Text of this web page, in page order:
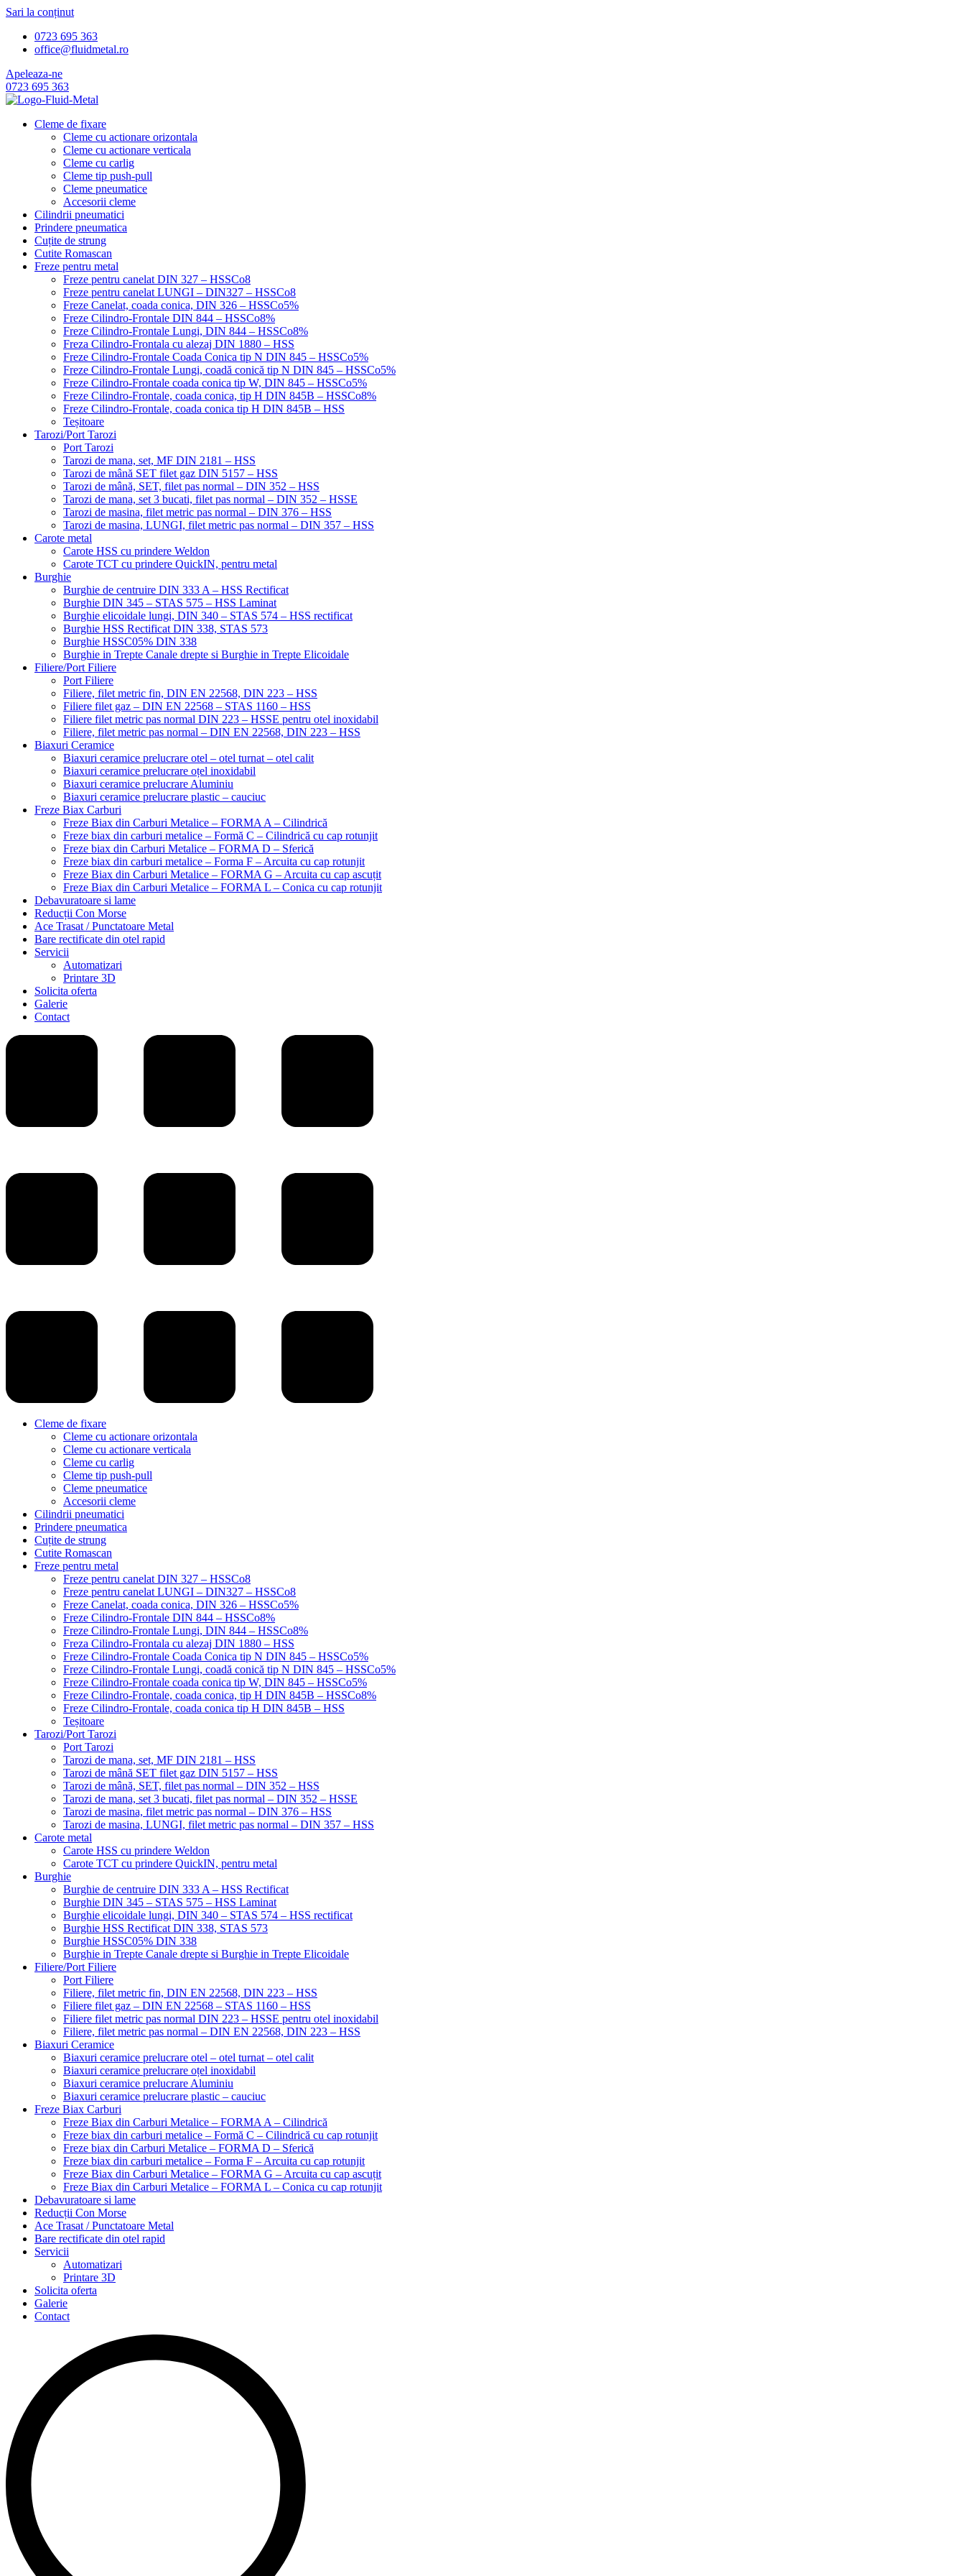
Sari la conținut
0723 695 363
office@fluidmetal.ro
Apeleaza-ne
0723 695 363
Cleme de fixare
Cleme cu actionare orizontala
Cleme cu actionare verticala
Cleme cu carlig
Cleme tip push-pull
Cleme pneumatice
Accesorii cleme
Cilindrii pneumatici
Prindere pneumatica
Cuțite de strung
Cutite Romascan
Freze pentru metal
Freze pentru canelat DIN 327 – HSSCo8
Freze pentru canelat LUNGI – DIN327 – HSSCo8
Freze Canelat, coada conica, DIN 326 – HSSCo5%
Freze Cilindro-Frontale DIN 844 – HSSCo8%
Freze Cilindro-Frontale Lungi, DIN 844 – HSSCo8%
Freza Cilindro-Frontala cu alezaj DIN 1880 – HSS
Freze Cilindro-Frontale Coada Conica tip N DIN 845 – HSSCo5%
Freze Cilindro-Frontale Lungi, coadă conică tip N DIN 845 – HSSCo5%
Freze Cilindro-Frontale coada conica tip W, DIN 845 – HSSCo5%
Freze Cilindro-Frontale, coada conica, tip H DIN 845B – HSSCo8%
Freze Cilindro-Frontale, coada conica tip H DIN 845B – HSS
Teșitoare
Tarozi/Port Tarozi
Port Tarozi
Tarozi de mana, set, MF DIN 2181 – HSS
Tarozi de mână SET filet gaz DIN 5157 – HSS
Tarozi de mână, SET, filet pas normal – DIN 352 – HSS
Tarozi de mana, set 3 bucati, filet pas normal – DIN 352 – HSSE
Tarozi de masina, filet metric pas normal – DIN 376 – HSS
Tarozi de masina, LUNGI, filet metric pas normal – DIN 357 – HSS
Carote metal
Carote HSS cu prindere Weldon
Carote TCT cu prindere QuickIN, pentru metal
Burghie
Burghie de centruire DIN 333 A – HSS Rectificat
Burghie DIN 345 – STAS 575 – HSS Laminat
Burghie elicoidale lungi, DIN 340 – STAS 574 – HSS rectificat
Burghie HSS Rectificat DIN 338, STAS 573
Burghie HSSC05% DIN 338
Burghie in Trepte Canale drepte si Burghie in Trepte Elicoidale
Filiere/Port Filiere
Port Filiere
Filiere, filet metric fin, DIN EN 22568, DIN 223 – HSS
Filiere filet gaz – DIN EN 22568 – STAS 1160 – HSS
Filiere filet metric pas normal DIN 223 – HSSE pentru otel inoxidabil
Filiere, filet metric pas normal – DIN EN 22568, DIN 223 – HSS
Biaxuri Ceramice
Biaxuri ceramice prelucrare otel – otel turnat – otel calit
Biaxuri ceramice prelucrare oțel inoxidabil
Biaxuri ceramice prelucrare Aluminiu
Biaxuri ceramice prelucrare plastic – cauciuc
Freze Biax Carburi
Freze Biax din Carburi Metalice – FORMA A – Cilindrică
Freze biax din carburi metalice – Formă C – Cilindrică cu cap rotunjit
Freze biax din Carburi Metalice – FORMA D – Sferică
Freze biax din carburi metalice – Forma F – Arcuita cu cap rotunjit
Freze Biax din Carburi Metalice – FORMA G – Arcuita cu cap ascuțit
Freze Biax din Carburi Metalice – FORMA L – Conica cu cap rotunjit
Debavuratoare si lame
Reducții Con Morse
Ace Trasat / Punctatoare Metal
Bare rectificate din otel rapid
Servicii
Automatizari
Printare 3D
Solicita oferta
Galerie
Contact
Cleme de fixare
Cleme cu actionare orizontala
Cleme cu actionare verticala
Cleme cu carlig
Cleme tip push-pull
Cleme pneumatice
Accesorii cleme
Cilindrii pneumatici
Prindere pneumatica
Cuțite de strung
Cutite Romascan
Freze pentru metal
Freze pentru canelat DIN 327 – HSSCo8
Freze pentru canelat LUNGI – DIN327 – HSSCo8
Freze Canelat, coada conica, DIN 326 – HSSCo5%
Freze Cilindro-Frontale DIN 844 – HSSCo8%
Freze Cilindro-Frontale Lungi, DIN 844 – HSSCo8%
Freza Cilindro-Frontala cu alezaj DIN 1880 – HSS
Freze Cilindro-Frontale Coada Conica tip N DIN 845 – HSSCo5%
Freze Cilindro-Frontale Lungi, coadă conică tip N DIN 845 – HSSCo5%
Freze Cilindro-Frontale coada conica tip W, DIN 845 – HSSCo5%
Freze Cilindro-Frontale, coada conica, tip H DIN 845B – HSSCo8%
Freze Cilindro-Frontale, coada conica tip H DIN 845B – HSS
Teșitoare
Tarozi/Port Tarozi
Port Tarozi
Tarozi de mana, set, MF DIN 2181 – HSS
Tarozi de mână SET filet gaz DIN 5157 – HSS
Tarozi de mână, SET, filet pas normal – DIN 352 – HSS
Tarozi de mana, set 3 bucati, filet pas normal – DIN 352 – HSSE
Tarozi de masina, filet metric pas normal – DIN 376 – HSS
Tarozi de masina, LUNGI, filet metric pas normal – DIN 357 – HSS
Carote metal
Carote HSS cu prindere Weldon
Carote TCT cu prindere QuickIN, pentru metal
Burghie
Burghie de centruire DIN 333 A – HSS Rectificat
Burghie DIN 345 – STAS 575 – HSS Laminat
Burghie elicoidale lungi, DIN 340 – STAS 574 – HSS rectificat
Burghie HSS Rectificat DIN 338, STAS 573
Burghie HSSC05% DIN 338
Burghie in Trepte Canale drepte si Burghie in Trepte Elicoidale
Filiere/Port Filiere
Port Filiere
Filiere, filet metric fin, DIN EN 22568, DIN 223 – HSS
Filiere filet gaz – DIN EN 22568 – STAS 1160 – HSS
Filiere filet metric pas normal DIN 223 – HSSE pentru otel inoxidabil
Filiere, filet metric pas normal – DIN EN 22568, DIN 223 – HSS
Biaxuri Ceramice
Biaxuri ceramice prelucrare otel – otel turnat – otel calit
Biaxuri ceramice prelucrare oțel inoxidabil
Biaxuri ceramice prelucrare Aluminiu
Biaxuri ceramice prelucrare plastic – cauciuc
Freze Biax Carburi
Freze Biax din Carburi Metalice – FORMA A – Cilindrică
Freze biax din carburi metalice – Formă C – Cilindrică cu cap rotunjit
Freze biax din Carburi Metalice – FORMA D – Sferică
Freze biax din carburi metalice – Forma F – Arcuita cu cap rotunjit
Freze Biax din Carburi Metalice – FORMA G – Arcuita cu cap ascuțit
Freze Biax din Carburi Metalice – FORMA L – Conica cu cap rotunjit
Debavuratoare si lame
Reducții Con Morse
Ace Trasat / Punctatoare Metal
Bare rectificate din otel rapid
Servicii
Automatizari
Printare 3D
Solicita oferta
Galerie
Contact